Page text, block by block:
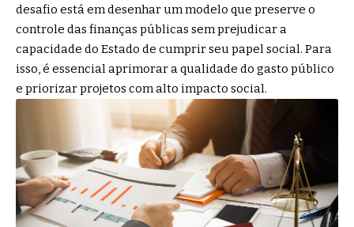
desafio está em desenhar um modelo que preserve o
controle das finanças públicas sem prejudicar a
capacidade do Estado de cumprir seu papel social. Para
isso, é essencial aprimorar a qualidade do gasto público
e priorizar projetos com alto impacto social.